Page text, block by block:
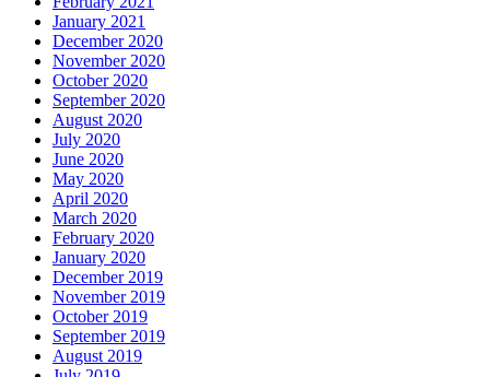
January 2021
December 2020
November 2020
October 2020
September 2020
August 2020
July 2020
June 2020
May 2020
April 2020
March 2020
February 2020
January 2020
December 2019
November 2019
October 2019
September 2019
August 2019